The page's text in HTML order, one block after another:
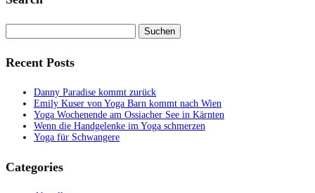
Suchen
nach:
Recent Posts
Danny Paradise kommt zurück
Emily Kuser von Yoga Barn kommt nach Wien
Yoga Wochenende am Ossiacher See in Kärnten
Wenn die Handgelenke im Yoga schmerzen
Yoga für Schwangere
Categories